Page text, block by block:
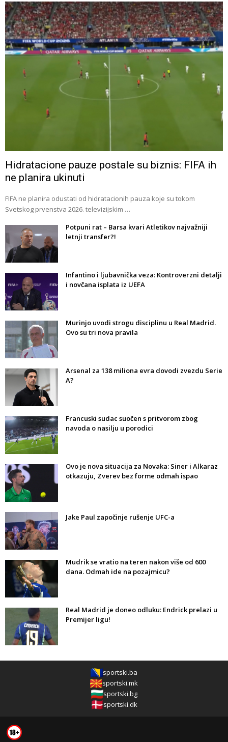
Hidratacione pauze postale su biznis: FIFA ih
ne planira ukinuti
FIFA ne planira odustati od hidratacionih pauza koje su tokom
Svetskog prvenstva 2026. televizijskim …
Potpuni rat – Barsa kvari Atletikov najvažniji
letnji transfer?!
Infantino i ljubavnička veza: Kontroverzni detalji
i novčana isplata iz UEFA
Murinjo uvodi strogu disciplinu u Real Madrid.
Ovo su tri nova pravila
Arsenal za 138 miliona evra dovodi zvezdu Serie
A?
Francuski sudac suočen s pritvorom zbog
navoda o nasilju u porodici
Ovo je nova situacija za Novaka: Siner i Alkaraz
otkazuju, Zverev bez forme odmah ispao
Jake Paul započinje rušenje UFC-a
Mudrik se vratio na teren nakon više od 600
dana. Odmah ide na pozajmicu?
Real Madrid je doneo odluku: Endrick prelazi u
Premijer ligu!
sportski.ba
sportski.mk
sportski.bg
sportski.dk